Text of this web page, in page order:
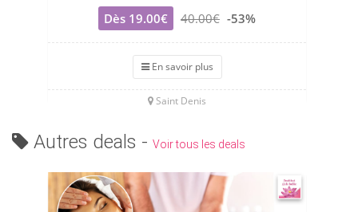
Dès 19.00€ 40.00€ -53%
En savoir plus
Saint Denis
Autres deals - Voir tous les deals